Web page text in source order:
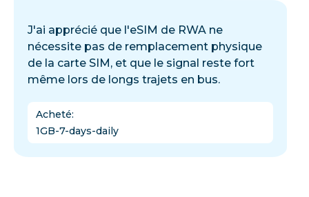
J'ai apprécié que l'eSIM de RWA ne
nécessite pas de remplacement physique
de la carte SIM, et que le signal reste fort
même lors de longs trajets en bus.
Acheté:
1GB-7-days-daily